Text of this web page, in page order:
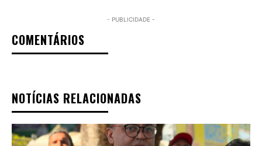
- PUBLICIDADE -
COMENTÁRIOS
NOTÍCIAS RELACIONADAS